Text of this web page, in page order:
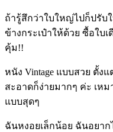
ถ้ารู้สึกว่าใบใหญ่ไปก็ปรับ
ข้างกระเป๋าให้ด้วย ซื้อใบเ
คุ้ม!!
หนัง Vintage แบบสวย ตั้ง
สะอาดก็ง่ายมากๆ ค่ะ เห
แบบสุดๆ
ฉันหงอยเล็กน้อย ฉันอยาก